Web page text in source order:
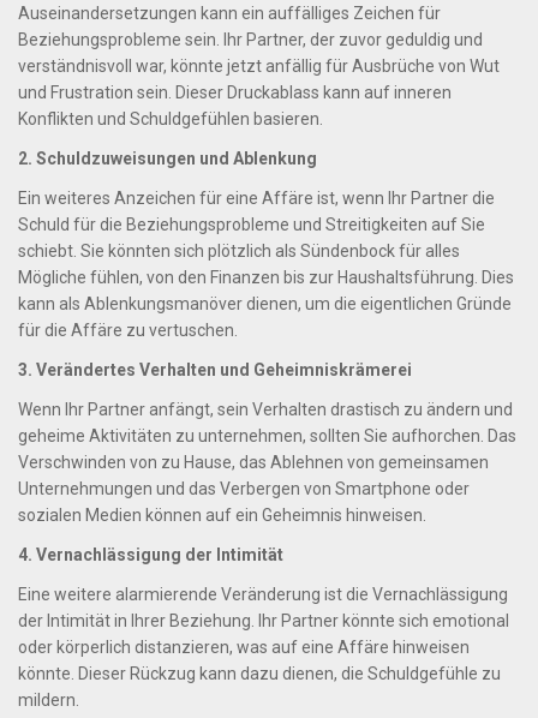
Auseinandersetzungen kann ein auffälliges Zeichen für
Beziehungsprobleme sein. Ihr Partner, der zuvor geduldig und
verständnisvoll war, könnte jetzt anfällig für Ausbrüche von Wut
und Frustration sein. Dieser Druckablass kann auf inneren
Konflikten und Schuldgefühlen basieren.
2. Schuldzuweisungen und Ablenkung
Ein weiteres Anzeichen für eine Affäre ist, wenn Ihr Partner die
Schuld für die Beziehungsprobleme und Streitigkeiten auf Sie
schiebt. Sie könnten sich plötzlich als Sündenbock für alles
Mögliche fühlen, von den Finanzen bis zur Haushaltsführung. Dies
kann als Ablenkungsmanöver dienen, um die eigentlichen Gründe
für die Affäre zu vertuschen.
3. Verändertes Verhalten und Geheimniskrämerei
Wenn Ihr Partner anfängt, sein Verhalten drastisch zu ändern und
geheime Aktivitäten zu unternehmen, sollten Sie aufhorchen. Das
Verschwinden von zu Hause, das Ablehnen von gemeinsamen
Unternehmungen und das Verbergen von Smartphone oder
sozialen Medien können auf ein Geheimnis hinweisen.
4. Vernachlässigung der Intimität
Eine weitere alarmierende Veränderung ist die Vernachlässigung
der Intimität in Ihrer Beziehung. Ihr Partner könnte sich emotional
oder körperlich distanzieren, was auf eine Affäre hinweisen
könnte. Dieser Rückzug kann dazu dienen, die Schuldgefühle zu
mildern.